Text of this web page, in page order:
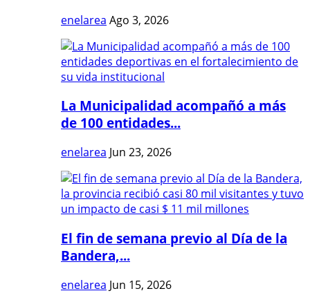
enelarea Ago 3, 2026
La Municipalidad acompañó a más
de 100 entidades...
enelarea Jun 23, 2026
El fin de semana previo al Día de la
Bandera,...
enelarea Jun 15, 2026